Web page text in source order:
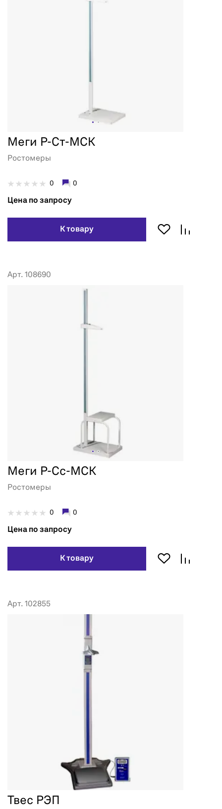
Меги Р-Ст-МСК
Ростомеры
0 0
Цена по запросу
К товару
Арт. 108690
Меги Р-Сс-МСК
Ростомеры
0 0
Цена по запросу
К товару
Арт. 102855
Твес РЭП